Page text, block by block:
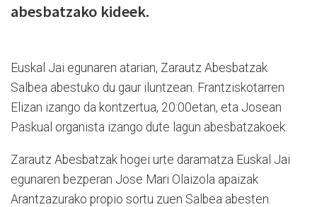
abesbatzako kideek.
Euskal Jai egunaren atarian, Zarautz Abesbatzak
Salbea abestuko du gaur iluntzean. Frantziskotarren
Elizan izango da kontzertua, 20:00etan, eta Josean
Paskual organista izango dute lagun abesbatzakoek.
Zarautz Abesbatzak hogei urte daramatza Euskal Jai
egunaren bezperan Jose Mari Olaizola apaizak
Arantzazurako propio sortu zuen Salbea abesten.